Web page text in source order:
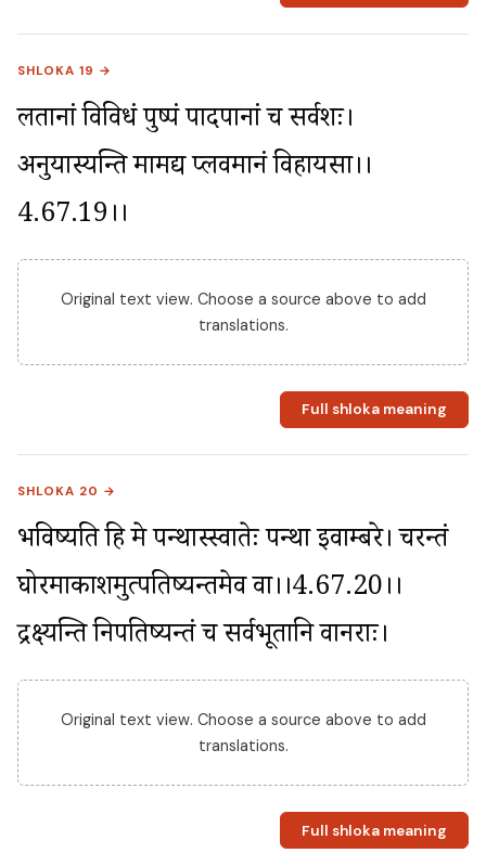
SHLOKA 19 →
लतानां विविधं पुष्पं पादपानां च सर्वशः।
अनुयास्यन्ति मामद्य प्लवमानं विहायसा।।
4.67.19।।
Original text view. Choose a source above to add
translations.
Full shloka meaning
SHLOKA 20 →
भविष्यति हि मे पन्थास्स्वातेः पन्था इवाम्बरे। चरन्तं
घोरमाकाशमुत्पतिष्यन्तमेव वा।।4.67.20।।
द्रक्ष्यन्ति निपतिष्यन्तं च सर्वभूतानि वानराः।
Original text view. Choose a source above to add
translations.
Full shloka meaning